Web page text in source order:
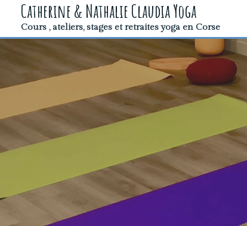
Catherine & Nathalie Claudia Yoga
Cours , ateliers, stages et retraites yoga en Corse